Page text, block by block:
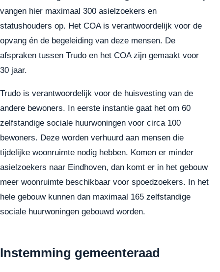
vangen hier maximaal 300 asielzoekers en
statushouders op. Het COA is verantwoordelijk voor de
opvang én de begeleiding van deze mensen. De
afspraken tussen Trudo en het COA zijn gemaakt voor
30 jaar.
Trudo is verantwoordelijk voor de huisvesting van de
andere bewoners. In eerste instantie gaat het om 60
zelfstandige sociale huurwoningen voor circa 100
bewoners. Deze worden verhuurd aan mensen die
tijdelijke woonruimte nodig hebben. Komen er minder
asielzoekers naar Eindhoven, dan komt er in het gebouw
meer woonruimte beschikbaar voor spoedzoekers. In het
hele gebouw kunnen dan maximaal 165 zelfstandige
sociale huurwoningen gebouwd worden.
Instemming gemeenteraad